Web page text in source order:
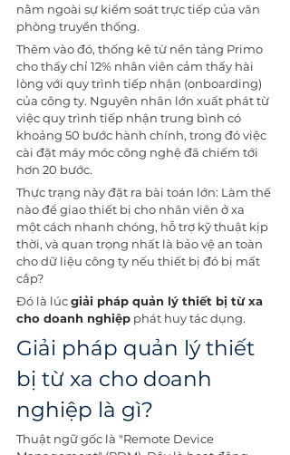
nằm ngoài sự kiểm soát trực tiếp của văn
phòng truyền thống.
Thêm vào đó, thống kê từ nền tảng Primo
cho thấy chỉ 12% nhân viên cảm thấy hài
lòng với quy trình tiếp nhận (onboarding)
của công ty. Nguyên nhân lớn xuất phát từ
việc quy trình tiếp nhận trung bình có
khoảng 50 bước hành chính, trong đó việc
cài đặt máy móc công nghệ đã chiếm tới
hơn 20 bước.
Thực trạng này đặt ra bài toán lớn: Làm thế
nào để giao thiết bị cho nhân viên ở xa
một cách nhanh chóng, hỗ trợ kỹ thuật kịp
thời, và quan trọng nhất là bảo vệ an toàn
cho dữ liệu công ty nếu thiết bị đó bị mất
cắp?
Đó là lúc giải pháp quản lý thiết bị từ xa
cho doanh nghiệp phát huy tác dụng.
Giải pháp quản lý thiết
bị từ xa cho doanh
nghiệp là gì?
Thuật ngữ gốc là "Remote Device